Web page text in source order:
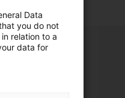
Data
you do not
relation to a
data for